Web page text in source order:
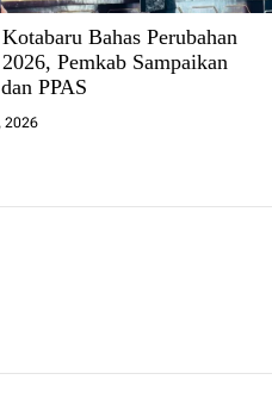
Bahas Perubahan
Pemkab Sampaikan
PPAS
2026